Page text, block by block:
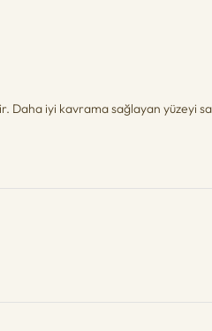
iyi kavrama sağlayan yüzeyi